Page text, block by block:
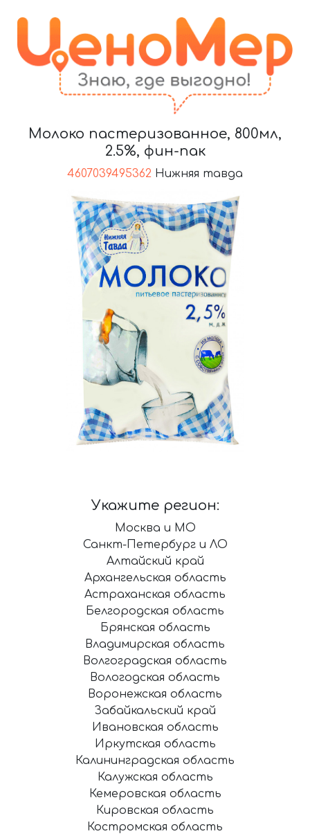
Молоко пастеризованное, 800мл,
2.5%, фин-пак
4607039495362 Нижняя тавда
Укажите регион:
Москва и МО
Санкт-Петербург и ЛО
Алтайский край
Архангельская область
Астраханская область
Белгородская область
Брянская область
Владимирская область
Волгоградская область
Вологодская область
Воронежская область
Забайкальский край
Ивановская область
Иркутская область
Калининградская область
Калужская область
Кемеровская область
Кировская область
Костромская область